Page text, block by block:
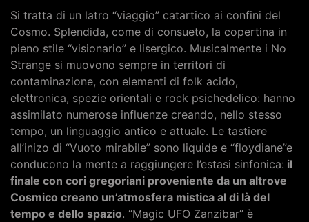
Si tratta di un latro “viaggio” catartico ai confini del
Cosmo. Splendida, come di consueto, la copertina in
pieno stile “visionario” e lisergico. Musicalmente i No
Strange si muovono sempre in territori di
contaminazione, con elementi di folk acido,
elettronica, spezie orientali e rock psichedelico: hanno
assimilato numerose influenze creando, nello stesso
tempo, un linguaggio antico e attuale. Le tastiere
all’inizo di “Vuoto mirabile” sono liquide e “floydiane”e
conducono la mente a raggiungere l’estasi sinfonica: il
finale con cori gregoriani proveniente da un altrove
Cosmico creano un’atmosfera mistica al di là del
tempo e dello spazio. “Magic UFO Zanzibar” è